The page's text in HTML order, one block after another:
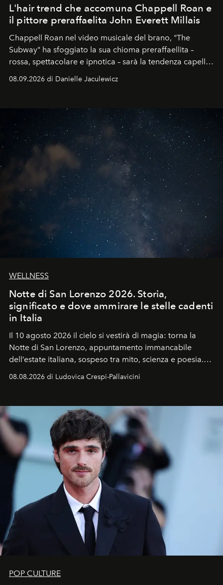
L'hair trend che accomuna Chappell Roan e
il pittore preraffaelita John Everett Millais
Chappell Roan nel video musicale del brano, "The
Subway" ha sfoggiato la sua chioma preraffaellita –
rossa, spettacolare e ipnotica – sarà la tendenza capelli
dell'autunno?
08.09.2026 di Danielle Jaculewicz
WELLNESS
Notte di San Lorenzo 2026. Storia,
significato e dove ammirare le stelle cadenti
in Italia
Il 10 agosto 2026 il cielo si vestirà di magia: torna la
Notte di San Lorenzo, appuntamento immancabile
dell’estate italiana, sospeso tra mito, scienza e poesia.
Sarà il momento in cui gli occhi si alzano verso la volta
celeste per seguire il passaggio delle
all’universo i desideri più segreti
08.08.2026 di Ludovica Crespi-Pallavicini
POP CULTURE